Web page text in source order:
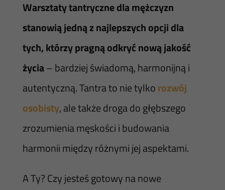
Warsztaty tantryczne dla mężczyzn
stanowią jedną z najlepszych opcji dla
tych, którzy pragną odkryć nową jakość
życia– bardziej świadomą, harmonijną i
autentyczną. Tantra to nie tylkorozwój
osobisty, ale także droga do głębszego
zrozumienia męskości i budowania
harmonii między różnymi jej aspektami.
A Ty? Czy jesteś gotowy na nowe